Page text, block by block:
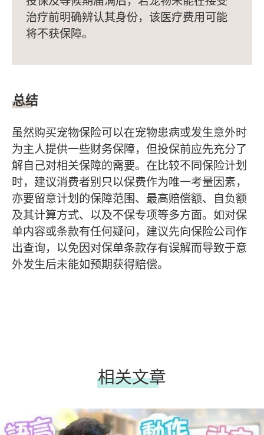
治疗前明确辨认其身份，该医疗费用可能
将不获保障。
总结
虽然购买宠物保险可以在宠物患病或发生意外时
为主人提供一些财务保障，但投保前应先充分了
解自己对相关保障的需要。在比较不同保险计划
时，建议消费者别只以保费作为唯一考量因素，
亦要留意计划的保障范围、最高赔偿额、自负额
及其计算方式、以及不保专项等多方面。如对保
单内容或条款有任何疑问，建议先向保险公司作
出查询，以免因对保单条款存有误解而导致于意
外发生后未能如预期获得赔偿。
相关文章